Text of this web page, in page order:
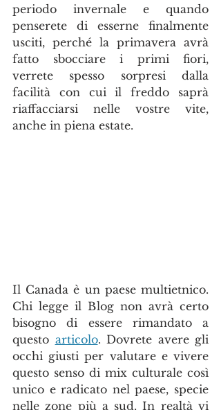
periodo invernale e quando
penserete di esserne finalmente
usciti, perché la primavera avrà
fatto sbocciare i primi fiori,
verrete spesso sorpresi dalla
facilità con cui il freddo saprà
riaffacciarsi nelle vostre vite,
anche in piena estate.
Il Canada è un paese multietnico.
Chi legge il Blog non avrà certo
bisogno di essere rimandato a
questo articolo. Dovrete avere gli
occhi giusti per valutare e vivere
questo senso di mix culturale così
unico e radicato nel paese, specie
nelle zone più a sud. In realtà vi